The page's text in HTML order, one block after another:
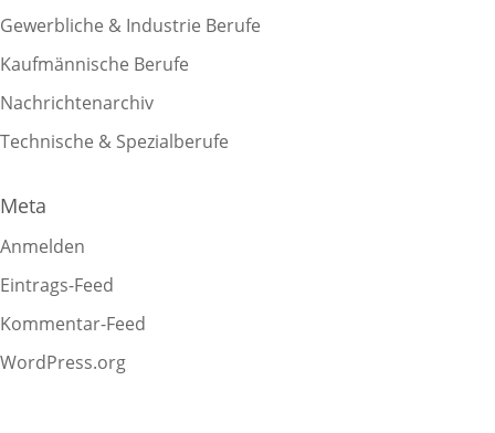
Gewerbliche & Industrie Berufe
Kaufmännische Berufe
Nachrichtenarchiv
Technische & Spezialberufe
Meta
Anmelden
Eintrags-Feed
Kommentar-Feed
WordPress.org